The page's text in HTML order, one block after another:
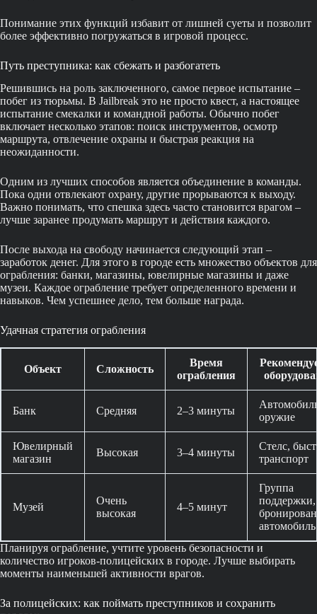
Понимание этих функций избавит от лишней суеты и позволит
более эффективно погружаться в игровой процесс.
Путь преступника: как сбежать и разбогатеть
Решившись на роль заключенного, самое первое испытание –
побег из тюрьмы. В Jailbreak это не просто квест, а настоящее
испытание смекалки и командной работы. Обычно побег
включает несколько этапов: поиск инструментов, осмотр
маршрута, отвлечение охраны и быстрая реакция на
неожиданности.
Одним из лучших способов является объединение в команды.
Пока одни отвлекают охрану, другие прорываются к выходу.
Важно понимать, что спешка здесь часто становится врагом –
лучше заранее продумать маршрут и действия каждого.
После выхода на свободу начинается следующий этап –
заработок денег. Для этого в городе есть множество объектов для
ограбления: банки, магазины, ювелирные магазины и даже
музеи. Каждое ограбление требует определенного времени и
навыков. Чем успешнее дело, тем больше награда.
Удачная стратегия ограбления
Объект Сложность
Время
ограбления
Банк Средняя 2–3 минуты
оружие
Ювелирный
магазин
Высокая 3–4 минуты
Стелс,
транспорт
Музей
Очень
высокая
4–5 минут
Группа
поддержки,
автомобиль
Планируя ограбление, учтите уровень безопасности и
количество игроков-полицейских в городе. Лучше выбирать
моменты наименьшей активности врагов.
За полицейских: как поймать преступников и сохранить